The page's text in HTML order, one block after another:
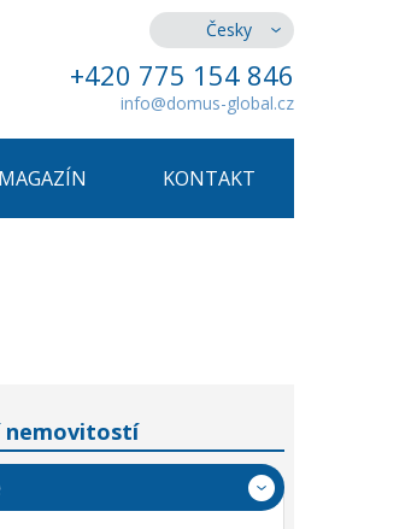
Česky
+420 775 154 846
info@domus-global.cz
MAGAZÍN KONTAKT
nemovitostí